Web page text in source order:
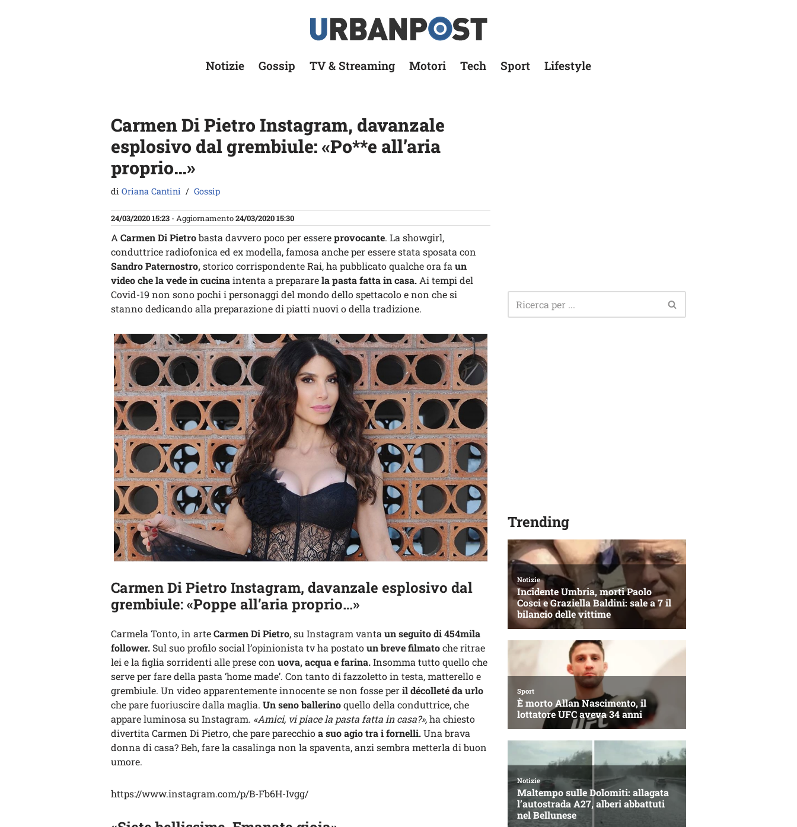
Notizie Gossip TV & Streaming Motori Tech Sport Lifestyle
Carmen Di Pietro Instagram, davanzale
esplosivo dal grembiule: «Po**e all’aria
proprio…»
di Oriana Cantini Gossip
24/03/2020 15:23 - Aggiornamento24/03/2020 15:30
A Carmen Di Pietrobasta davvero poco per essereprovocante. La showgirl,
conduttrice radiofonica ed ex modella, famosa anche per essere stata sposata con
Sandro Paternostro,storico corrispondente Rai, ha pubblicato qualche ora fa un
video che la vede in cucinaintenta a prepararela pasta fatta in casa. Ai tempi del
Covid-19 non sono pochi i personaggi del mondo dello spettacolo e non che si
stanno dedicando alla preparazione di piatti nuovi o della tradizione.
Carmen Di Pietro Instagram, davanzale esplosivo dal
grembiule: «Poppe all’aria proprio…»
Carmela Tonto, in arteCarmen Di Pietro, su Instagram vantaun seguito di 454mila
follower. Sul suo profilo social l’opinionista tv ha postatoun breve filmatoche ritrae
lei e la figlia sorridenti alle prese con uova, acqua e farina.Insomma tutto quello che
serve per fare della pasta ‘home made’. Con tanto di fazzoletto in testa, matterello e
grembiule. Un video apparentemente innocente se non fosse peril décolleté da urlo
che pare fuoriuscire dalla maglia. Un seno ballerinoquello della conduttrice, che
appare luminosa su Instagram. «Amici, vi piace la pasta fatta in casa?»,ha chiesto
divertita Carmen Di Pietro, che pare parecchioa suo agio tra i fornelli.Una brava
donna di casa? Beh, fare la casalinga non la spaventa, anzi sembra metterla di buon
umore.
https://www.instagram.com/p/B-Fb6H-Ivgg/
Trending